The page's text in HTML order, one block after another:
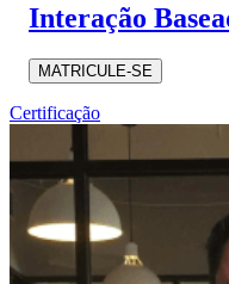
Interação
MATRICULE-SE
Certificação